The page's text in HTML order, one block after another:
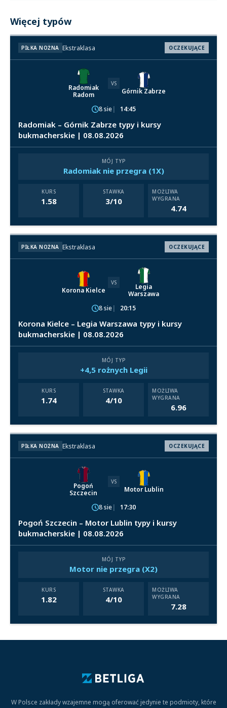
Więcej typów
PIŁKA NOŻNA Ekstraklasa OCZEKUJĄCE
Radomiak
Radom
VS
Górnik Zabrze
8 sie 14:45
Radomiak – Górnik Zabrze typy i kursy
bukmacherskie | 08.08.2026
MÓJ TYP
Radomiak nie przegra (1X)
KURS
1.58
STAWKA
3/10
MOŻLIWA
WYGRANA
4.74
PIŁKA NOŻNA Ekstraklasa OCZEKUJĄCE
Korona Kielce
VS
Legia
Warszawa
8 sie
20:15
Korona Kielce – Legia Warszawa typy i kursy
bukmacherskie | 08.08.2026
MÓJ TYP
+4,5 rożnych Legii
KURS
1.74
STAWKA
4/10
MOŻLIWA
WYGRANA
6.96
PIŁKA NOŻNA Ekstraklasa OCZEKUJĄCE
Pogoń
Szczecin
VS
Motor Lublin
8 sie 17:30
Pogoń Szczecin – Motor Lublin typy i kursy
bukmacherskie | 08.08.2026
MÓJ TYP
Motor nie przegra (X2)
KURS
1.82
STAWKA
4/10
MOŻLIWA
WYGRANA
7.28
W Polsce zakłady wzajemne mogą oferować jedynie te podmioty, które